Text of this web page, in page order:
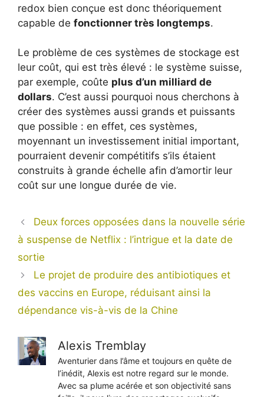
redox bien conçue est donc théoriquement
capable de fonctionner très longtemps.
Le problème de ces systèmes de stockage est
leur coût, qui est très élevé : le système suisse,
par exemple, coûte plus d’un milliard de
dollars. C’est aussi pourquoi nous cherchons à
créer des systèmes aussi grands et puissants
que possible : en effet, ces systèmes,
moyennant un investissement initial important,
pourraient devenir compétitifs s’ils étaient
construits à grande échelle afin d’amortir leur
coût sur une longue durée de vie.
Deux forces opposées dans la nouvelle série
à suspense de Netflix : l’intrigue et la date de
sortie
Le projet de produire des antibiotiques et
des vaccins en Europe, réduisant ainsi la
dépendance vis-à-vis de la Chine
Alexis Tremblay
Aventurier dans l’âme et toujours en quête de
l’inédit, Alexis est notre regard sur le monde.
Avec sa plume acérée et son objectivité sans